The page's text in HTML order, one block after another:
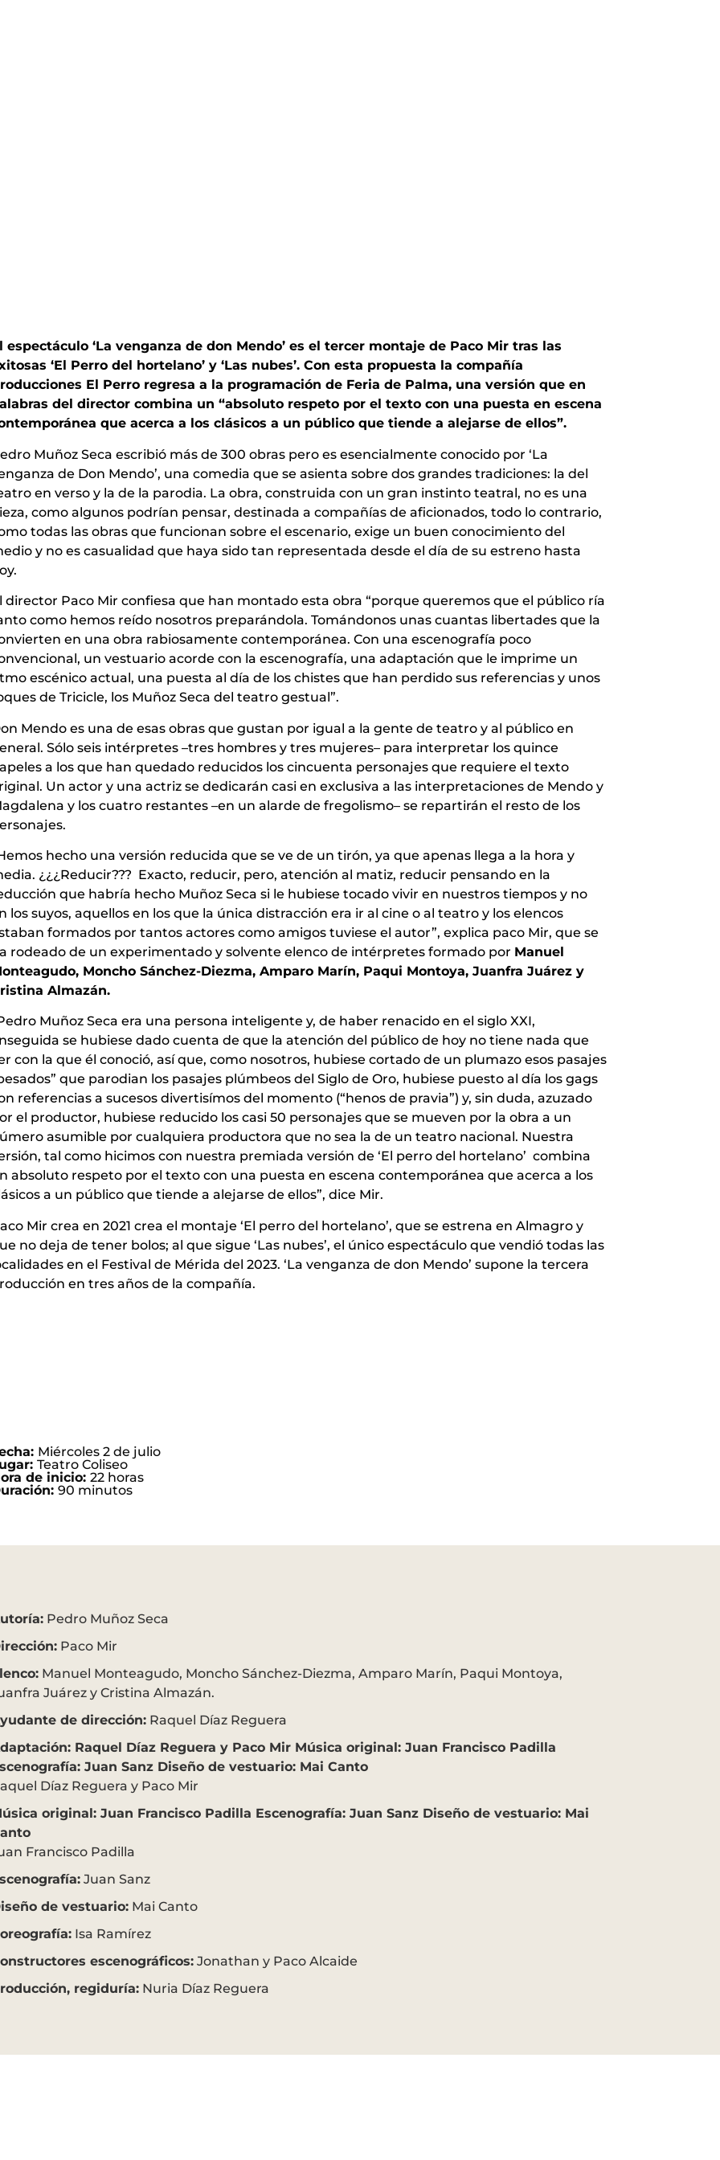
espectáculo ‘La venganza de don Mendo’ es el tercer montaje de Paco Mir tras las
‘El Perro del hortelano’ y ‘Las nubes’. Con esta propuesta la compañía
El Perro regresa a la programación de Feria de Palma, una versión que en
del director combina un “absoluto respeto por el texto con una puesta en escena
que acerca a los clásicos a un público que tiende a alejarse de ellos”.
Muñoz Seca escribió más de 300 obras pero es esencialmente conocido por ‘La
de Don Mendo’, una comedia que se asienta sobre dos grandes tradiciones: la del
en verso y la de la parodia. La obra, construida con un gran instinto teatral, no es una
como algunos podrían pensar, destinada a compañías de aficionados, todo lo contrario,
todas las obras que funcionan sobre el escenario, exige un buen conocimiento del
y no es casualidad que haya sido tan representada desde el día de su estreno hasta
director Paco Mir confiesa que han montado esta obra “porque queremos que el público ría
como hemos reído nosotros preparándola. Tomándonos unas cuantas libertades que la
en una obra rabiosamente contemporánea. Con una escenografía poco
un vestuario acorde con la escenografía, una adaptación que le imprime un
escénico actual, una puesta al día de los chistes que han perdido sus referencias y unos
de Tricicle, los Muñoz Seca del teatro gestual”.
Mendo es una de esas obras que gustan por igual a la gente de teatro y al público en
Sólo seis intérpretes –tres hombres y tres mujeres– para interpretar los quince
a los que han quedado reducidos los cincuenta personajes que requiere el texto
Un actor y una actriz se dedicarán casi en exclusiva a las interpretaciones de Mendo y
y los cuatro restantes –en un alarde de fregolismo– se repartirán el resto de los
hecho una versión reducida que se ve de un tirón, ya que apenas llega a la hora y
¿¿¿Reducir??? Exacto, reducir, pero, atención al matiz, reducir pensando en la
que habría hecho Muñoz Seca si le hubiese tocado vivir en nuestros tiempos y no
los suyos, aquellos en los que la única distracción era ir al cine o al teatro y los elencos
formados por tantos actores como amigos tuviese el autor”, explica paco Mir, que se
rodeado de un experimentado y solvente elenco de intérpretes formado por Manuel
Moncho Sánchez-Diezma, Amparo Marín, Paqui Montoya, Juanfra Juárez y
Almazán.
Muñoz Seca era una persona inteligente y, de haber renacido en el siglo XXI,
se hubiese dado cuenta de que la atención del público de hoy no tiene nada que
con la que él conoció, así que, como nosotros, hubiese cortado de un plumazo esos pasajes
que parodian los pasajes plúmbeos del Siglo de Oro, hubiese puesto al día los gags
referencias a sucesos divertisímos del momento (“henos de pravia”) y, sin duda, azuzado
el productor, hubiese reducido los casi 50 personajes que se mueven por la obra a un
asumible por cualquiera productora que no sea la de un teatro nacional. Nuestra
tal como hicimos con nuestra premiada versión de ‘El perro del hortelano’ combina
absoluto respeto por el texto con una puesta en escena contemporánea que acerca a los
a un público que tiende a alejarse de ellos”, dice Mir.
Mir crea en 2021 crea el montaje ‘El perro del hortelano’, que se estrena en Almagro y
no deja de tener bolos; al que sigue ‘Las nubes’, el único espectáculo que vendió todas las
en el Festival de Mérida del 2023. ‘La venganza de don Mendo’ supone la tercera
en tres años de la compañía.
Miércoles 2 de julio
Teatro Coliseo
de inicio: 22 horas
90 minutos
Pedro Muñoz Seca
Paco Mir
Manuel Monteagudo, Moncho Sánchez-Diezma, Amparo Marín, Paqui Montoya,
Juárez y Cristina Almazán.
de dirección: Raquel Díaz Reguera
Raquel Díaz Reguera y Paco Mir Música original: Juan Francisco Padilla
Juan Sanz Diseño de vestuario: Mai Canto
Díaz Reguera y Paco Mir
original: Juan Francisco Padilla Escenografía: Juan Sanz Diseño de vestuario: Mai
Francisco Padilla
Juan Sanz
de vestuario: Mai Canto
Isa Ramírez
escenográficos: Jonathan y Paco Alcaide
regiduría: Nuria Díaz Reguera